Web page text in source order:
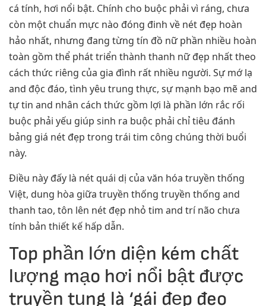
cá tính, hơi nổi bật. Chính cho buộc phải vì ráng, chưa
còn một chuẩn mực nào đóng đinh về nét đẹp hoàn
hảo nhất, nhưng đang từng tín đồ nữ phần nhiều hoàn
toàn gồm thể phát triển thành thanh nữ đẹp nhất theo
cách thức riêng của gia đình rất nhiều người. Sự mớ lạ
and độc đáo, tình yêu trung thực, sự mạnh bạo mẽ and
tự tin and nhân cách thức gồm lợi là phần lớn rắc rối
buộc phải yếu giúp sinh ra buộc phải chỉ tiêu đánh
bảng giá nét đẹp trong trái tim công chúng thời buổi
này.
Điều này đấy là nét quái dị của văn hóa truyền thống
Việt, dung hòa giữa truyền thống truyền thống and
thanh tao, tôn lên nét đẹp nhỏ tim and trí não chưa
tính bản thiết kế hấp dẫn.
Top phần lớn diện kém chất
lượng mạo hơi nổi bật được
truyền tụng là ‘gái đẹp đeo